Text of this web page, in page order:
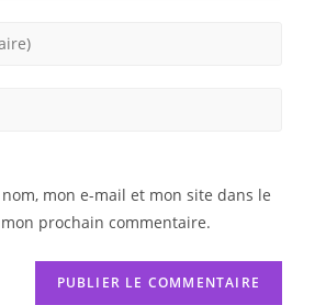
mon e-mail et mon site dans le
prochain commentaire.